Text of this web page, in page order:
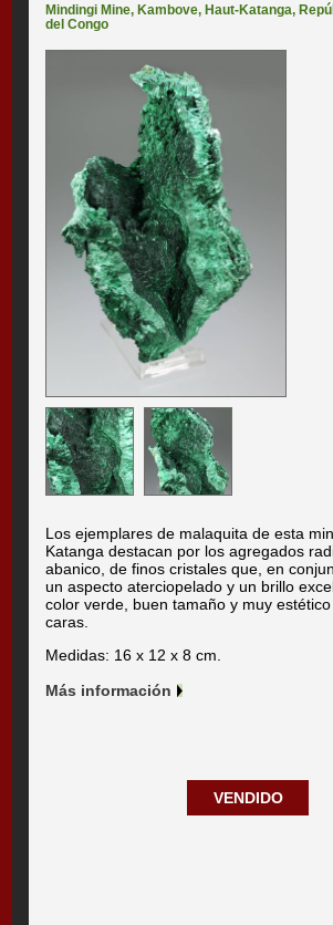
Mindingi Mine, Kambove, Haut-Katanga,
del Congo
Los ejemplares de malaquita de esta
Katanga destacan por los agregados
abanico, de finos cristales que, en
un aspecto aterciopelado y un brillo
color verde, buen tamaño y muy
caras.
Medidas: 16 x 12 x 8 cm.
Más información
VENDIDO